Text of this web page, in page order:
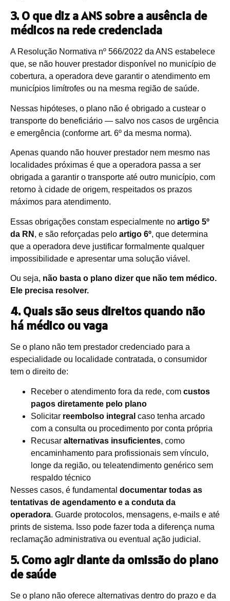
3. O que diz a ANS sobre a ausência de
médicos na rede credenciada
A Resolução Normativa nº 566/2022 da ANS estabelece
que, se não houver prestador disponível no município de
cobertura, a operadora deve garantir o atendimento em
municípios limítrofes ou na mesma região de saúde.
Nessas hipóteses, o plano não é obrigado a custear o
transporte do beneficiário — salvo nos casos de urgência
e emergência (conforme art. 6º da mesma norma).
Apenas quando não houver prestador nem mesmo nas
localidades próximas é que a operadora passa a ser
obrigada a garantir o transporte até outro município, com
retorno à cidade de origem, respeitados os prazos
máximos para atendimento.
Essas obrigações constam especialmente no artigo 5º
da RN , e são reforçadas pelo artigo 6º, que determina
que a operadora deve justificar formalmente qualquer
impossibilidade e apresentar uma solução viável.
Ou seja, não basta o plano dizer que não tem médico.
Ele precisa resolver.
4. Quais são seus direitos quando não
há médico ou vaga
Se o plano não tem prestador credenciado para a
especialidade ou localidade contratada, o consumidor
tem o direito de:
Receber o atendimento fora da rede, com custos
pagos diretamente pelo plano
Solicitar reembolso integral caso tenha arcado
com a consulta ou procedimento por conta própria
Recusar alternativas insuficientes, como
encaminhamento para profissionais sem vínculo,
longe da região, ou teleatendimento genérico sem
respaldo técnico
Nesses casos, é fundamental documentar todas as
tentativas de agendamento e a conduta da
operadora. Guarde protocolos, mensagens, e-mails e até
prints de sistema. Isso pode fazer toda a diferença numa
reclamação administrativa ou eventual ação judicial.
5. Como agir diante da omissão do plano
de saúde
Se o plano não oferece alternativas dentro do prazo e da